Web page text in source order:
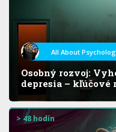
All About
Osobný rozvoj:
depresia – kľúčové
> 48 hodín